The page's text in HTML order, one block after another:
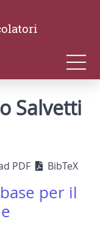
Salvetti
PDF BibTeX
per il